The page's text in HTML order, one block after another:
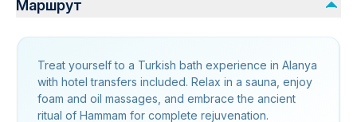
Маршрут
Treat yourself to a Turkish bath experience in Alanya
with hotel transfers included. Relax in a sauna, enjoy
foam and oil massages, and embrace the ancient
ritual of Hammam for complete rejuvenation.